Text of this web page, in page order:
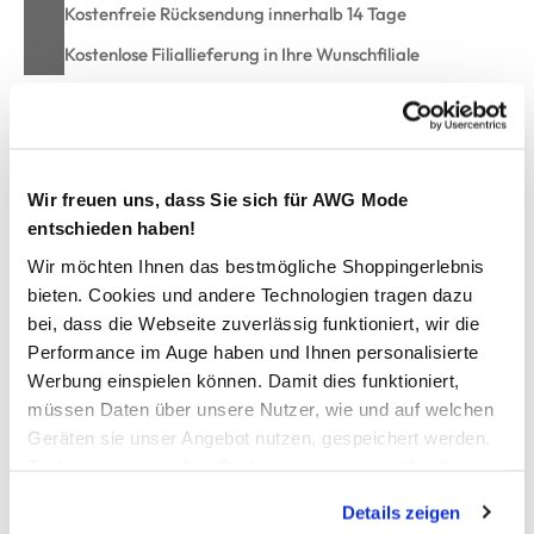
Wir freuen uns, dass Sie sich für AWG Mode
entschieden haben!
Wir möchten Ihnen das bestmögliche Shoppingerlebnis
bieten. Cookies und andere Technologien tragen dazu
bei, dass die Webseite zuverlässig funktioniert, wir die
Performance im Auge haben und Ihnen personalisierte
Werbung einspielen können. Damit dies funktioniert,
müssen Daten über unsere Nutzer, wie und auf welchen
Geräten sie unser Angebot nutzen, gespeichert werden.
werden, werden bei der Nutzung der Webseite auf jeden
Details zeigen
Kostenfreie Rücksendung innerhalb 14 Tage
Kostenlose Filiallieferung in Ihre Wunschfiliale
niedliche Schlupfhose von name it
elastischer Gummibund mit Volant verziert
Beinabschluss ebenfalls mit Volants als Abschluss
Blümchenprint allover
super bequem und modisch schick zugleich